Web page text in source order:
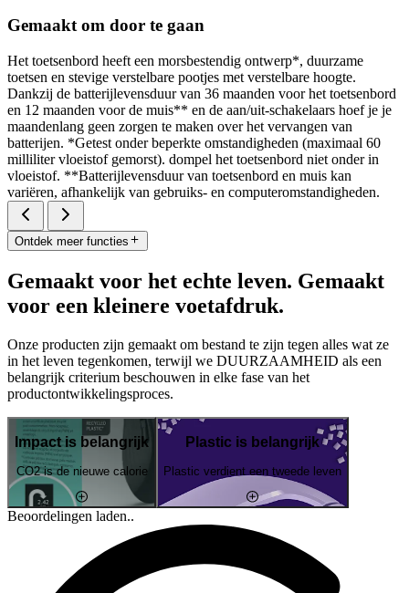
Gemaakt om door te gaan
Het toetsenbord heeft een morsbestendig ontwerp*, duurzame
toetsen en stevige verstelbare pootjes met verstelbare hoogte.
Dankzij de batterijlevensduur van 36 maanden voor het toetsenbord
en 12 maanden voor de muis** en de aan/uit-schakelaars hoef je je
maandenlang geen zorgen te maken over het vervangen van
batterijen. *Getest onder beperkte omstandigheden (maximaal 60
milliliter vloeistof gemorst). dompel het toetsenbord niet onder in
vloeistof. **Batterijlevensduur van toetsenbord en muis kan
variëren, afhankelijk van gebruiks- en computeromstandigheden.
Ontdek meer functies
Gemaakt voor het echte leven. Gemaakt
voor een kleinere voetafdruk.
Onze producten zijn gemaakt om bestand te zijn tegen alles wat ze
in het leven tegenkomen, terwijl we DUURZAAMHEID als een
belangrijk criterium beschouwen in elke fase van het
productontwikkelingsproces.
Impact is belangrijk
CO2 is de nieuwe calorie
Plastic is belangrijk
Plastic verdient een tweede leven
Beoordelingen laden..